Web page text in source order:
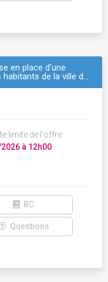
en place d'une
de la ville d…
limite de l'offre :
à 12h00
RC
Questions